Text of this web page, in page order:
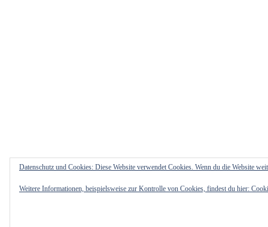
Datenschutz und Cookies: Diese Website verwendet Cookies. Wenn du die Website
Weitere Informationen, beispielsweise zur Kontrolle von Cookies, findest du hier: